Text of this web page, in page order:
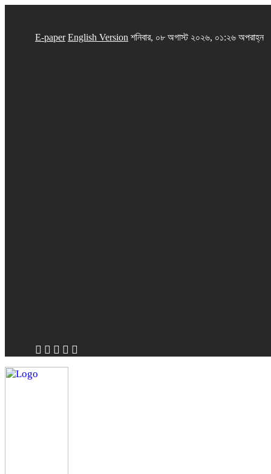
E-paper English Version শনিবার, ০৮ অগাস্ট ২০২৬, ০১:২৬ অপরাহ্ন